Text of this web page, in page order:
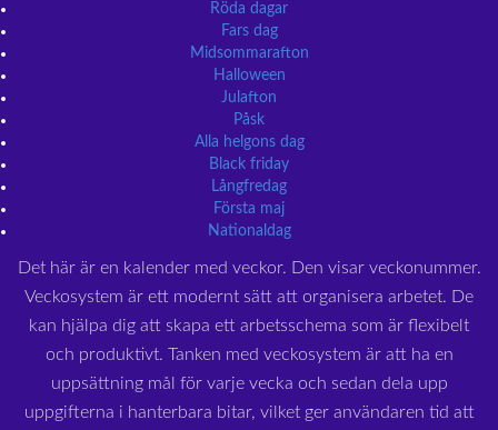
Röda dagar
Fars dag
Midsommarafton
Halloween
Julafton
Påsk
Alla helgons dag
Black friday
Långfredag
Första maj
Nationaldag
Det här är en kalender med veckor. Den visar veckonummer.
Veckosystem är ett modernt sätt att organisera arbetet. De
kan hjälpa dig att skapa ett arbetsschema som är flexibelt
och produktivt. Tanken med veckosystem är att ha en
uppsättning mål för varje vecka och sedan dela upp
uppgifterna i hanterbara bitar, vilket ger användaren tid att